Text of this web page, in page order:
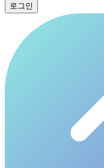
로그인